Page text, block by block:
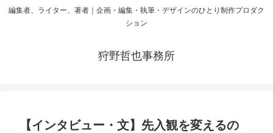
編集者、ライター、著者｜企画・編集・執筆・デザインのひとり制作プロダク
ション
狩野哲也事務所
【インタビュー・文】先入観を変えるの